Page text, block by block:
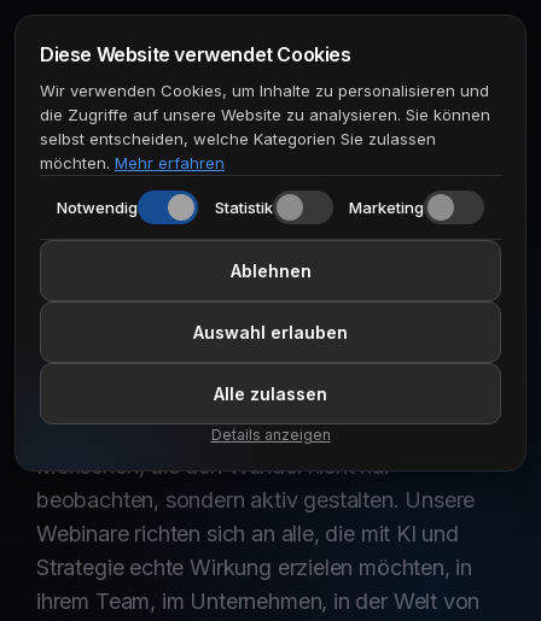
Webinar und
Veranstaltungen
rund um das Thema
künstliche
Intelligenz
Wir teilen Wissen für alle, die mehr wollen. Für
Menschen, die den Wandel nicht nur
beobachten, sondern aktiv gestalten. Unsere
Webinare richten sich an alle, die mit KI und
Strategie echte Wirkung erzielen möchten, in
ihrem Team, im Unternehmen, in der Welt von
Diese Website verwendet Cookies
Wir verwenden Cookies, um Inhalte zu personalisieren und
die Zugriffe auf unsere Website zu analysieren. Sie können
selbst entscheiden, welche Kategorien Sie zulassen
möchten. Mehr erfahren
Notwendig Statistik Marketing
Ablehnen
Auswahl erlauben
Alle zulassen
Details anzeigen